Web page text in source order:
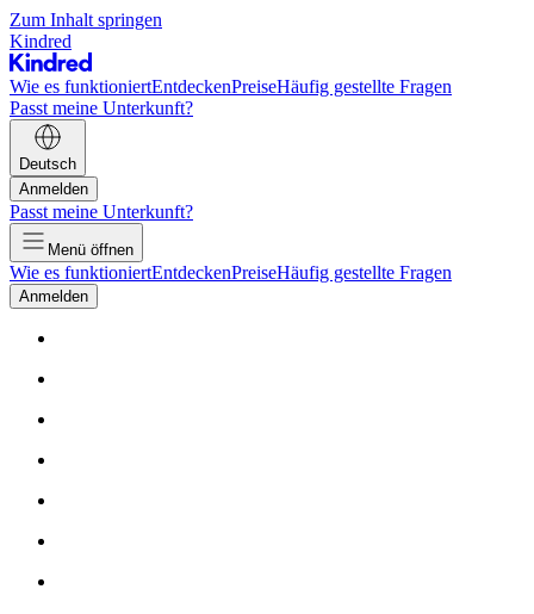
Zum Inhalt springen
Kindred
Wie es funktioniertEntdeckenPreiseHäufig gestellte Fragen
Passt meine Unterkunft?
Deutsch
Anmelden
Passt meine Unterkunft?
Menü öffnen
Wie es funktioniertEntdeckenPreiseHäufig gestellte Fragen
Anmelden